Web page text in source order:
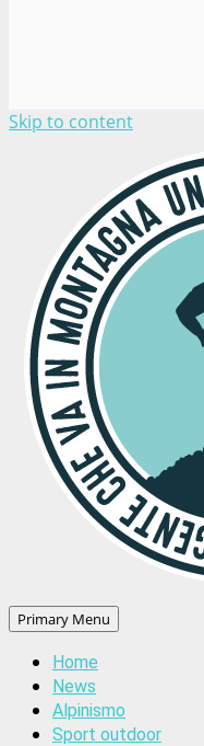
Skip to content
Primary Menu
Home
News
Alpinismo
Sport outdoor